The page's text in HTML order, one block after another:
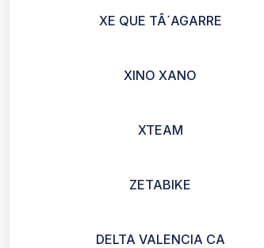
XE QUE TÂ´AGARRE
XINO XANO
XTEAM
ZETABIKE
DELTA VALENCIA CA